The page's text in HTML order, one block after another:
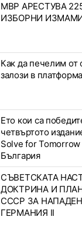
МВР АРЕСТУВА
ИЗБОРНИ
Как да печелим от
залози в
Ето кои са
четвъртото
Solve for Tomorrow
България
СЪВЕТСКАТА
ДОКТРИНА И
СССР ЗА
ГЕРМАНИЯ II